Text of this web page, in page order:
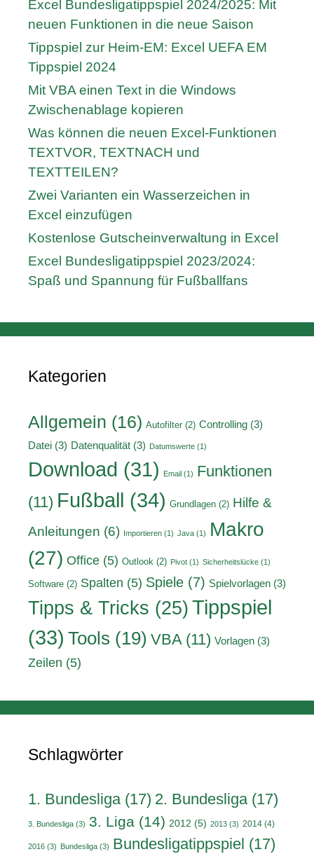
Excel Bundesligatippspiel 2024/2025: Mit
neuen Funktionen in die neue Saison
Tippspiel zur Heim-EM: Excel UEFA EM
Tippspiel 2024
Mit VBA einen Text in die Windows
Zwischenablage kopieren
Was können die neuen Excel-Funktionen
TEXTVOR, TEXTNACH und
TEXTTEILEN?
Zwei Varianten ein Wasserzeichen in
Excel einzufügen
Kostenlose Gutscheinverwaltung in Excel
Excel Bundesligatippspiel 2023/2024:
Spaß und Spannung für Fußballfans
Kategorien
Allgemein (16) Autofilter (2) Controlling (3)
Datei (3) Datenqualität (3) Datumswerte (1)
Download (31) Email (1) Funktionen
(11) Fußball (34) Grundlagen (2) Hilfe &
Anleitungen (6) Importieren (1) Java (1)
Makro
(27) Office (5) Outlook (2) Pivot (1) Sicherheitslücke (1)
Software (2) Spalten (5) Spiele (7) Spielvorlagen (3)
Tipps & Tricks (25)Tippspiel
(33) Tools (19) VBA(11) Vorlagen (3)
Zeilen (5)
Schlagwörter
1. Bundesliga(17) 2. Bundesliga(17)
3. Bundesliga (3) 3. Liga (14) 2012 (5) 2013 (3) 2014 (4)
2016 (3) Bundesliga (3) Bundesligatippspiel (17)